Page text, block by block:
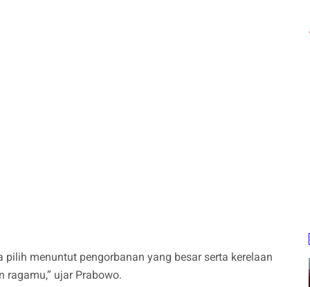
menuntut pengorbanan yang besar serta kerelaan
ragamu,” ujar Prabowo.